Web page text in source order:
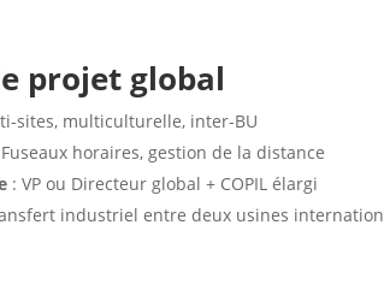
projet global
sites, multiculturelle, inter-BU
horaires, gestion de la distance
: VP ou Directeur global + COPIL élargi
industriel entre deux usines